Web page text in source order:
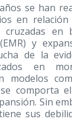
se han
en
cruzadas en
y
de la
en
modelos
comporta
Sin
sus